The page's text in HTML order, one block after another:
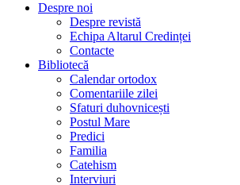
Despre noi
Despre revistă
Echipa Altarul Credinței
Contacte
Bibliotecă
Calendar ortodox
Comentariile zilei
Sfaturi duhovnicești
Postul Mare
Predici
Familia
Catehism
Interviuri